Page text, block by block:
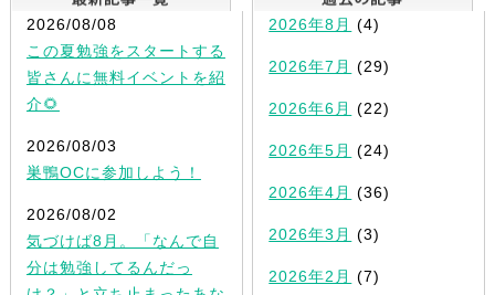
2026/08/08
この夏勉強をスタートする
皆さんに無料イベントを紹
介🌻
2026/08/03
巣鴨OCに参加しよう！
2026/08/02
気づけば8月。「なんで自
分は勉強してるんだっ
2026年8月 (4)
2026年7月 (29)
2026年6月 (22)
2026年5月 (24)
2026年4月 (36)
2026年3月 (3)
2026年2月 (7)